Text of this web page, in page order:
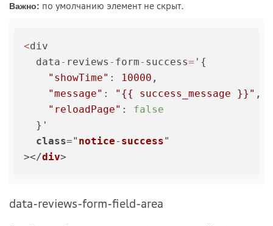
Важно: по умолчанию элемент не скрыт.
<div
  data
- reviews - form- success= '{
"showTime" : 10000 ,
"message" : "{{ success_message }}" ,
"reloadPage" : false
  }'
class=" notice- success"
></div
data-reviews-form-field-area